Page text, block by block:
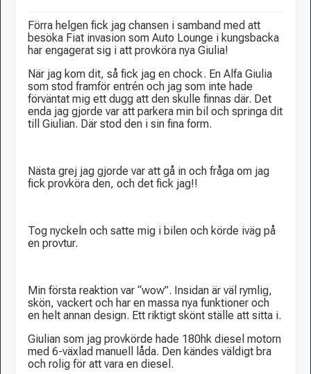
Förra helgen fick jag chansen i samband med att
besöka Fiat invasion som Auto Lounge i kungsbacka
har engagerat sig i att provköra nya Giulia!
När jag kom dit, så fick jag en chock. En Alfa Giulia
som stod framför entrén och jag som inte hade
förväntat mig ett dugg att den skulle finnas där. Det
enda jag gjorde var att parkera min bil och springa dit
till Giulian. Där stod den i sin fina form.
Nästa grej jag gjorde var att gå in och fråga om jag
fick provköra den, och det fick jag!!
Tog nyckeln och satte mig i bilen och körde iväg på
en provtur.
Min första reaktion var “wow”. Insidan är väl rymlig,
skön, vackert och har en massa nya funktioner och
en helt annan design. Ett riktigt skönt ställe att sitta i.
Giulian som jag provkörde hade 180hk diesel motorn
med 6-växlad manuell låda. Den kändes väldigt bra
och rolig för att vara en diesel.